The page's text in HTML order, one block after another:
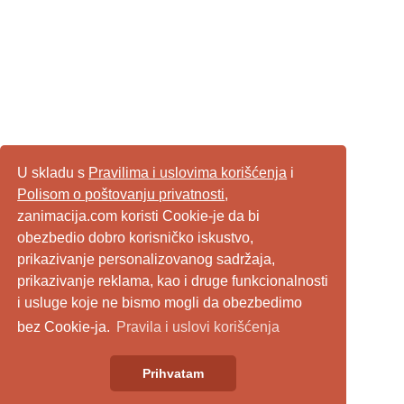
U skladu s Pravilima i uslovima korišćenja i
Polisom o poštovanju privatnosti,
zanimacija.com koristi Cookie-je da bi
obezbedio dobro korisničko iskustvo,
prikazivanje personalizovanog sadržaja,
prikazivanje reklama, kao i druge funkcionalnosti
i usluge koje ne bismo mogli da obezbedimo
bez Cookie-ja. Pravila i uslovi korišćenja
Prihvatam